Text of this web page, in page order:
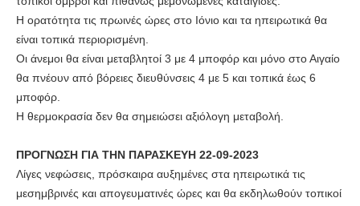
Η ορατότητα τις πρωινές ώρες στο Ιόνιο και τα ηπειρωτικά θα
είναι τοπικά περιορισμένη.
Οι άνεμοι θα είναι μεταβλητοί 3 με 4 μποφόρ και μόνο στο Αιγαίο
θα πνέουν από βόρειες διευθύνσεις 4 με 5 και τοπικά έως 6
μποφόρ.
Η θερμοκρασία δεν θα σημειώσει αξιόλογη μεταβολή.
ΠΡΟΓΝΩΣΗ ΓΙΑ ΤΗΝ ΠΑΡΑΣΚΕΥΗ 22-09-2023
Λίγες νεφώσεις, πρόσκαιρα αυξημένες στα ηπειρωτικά τις
μεσημβρινές και απογευματινές ώρες και θα εκδηλωθούν τοπικοί